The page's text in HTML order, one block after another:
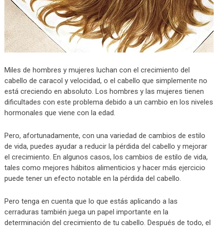
Miles de hombres y mujeres luchan con el crecimiento del
cabello de caracol y velocidad, o el cabello que simplemente no
está creciendo en absoluto. Los hombres y las mujeres tienen
dificultades con este problema debido a un cambio en los niveles
hormonales que viene con la edad.
Pero, afortunadamente, con una variedad de cambios de estilo
de vida, puedes ayudar a reducir la pérdida del cabello y mejorar
el crecimiento. En algunos casos, los cambios de estilo de vida,
tales como mejores hábitos alimenticios y hacer más ejercicio
puede tener un efecto notable en la pérdida del cabello.
Pero tenga en cuenta que lo que estás aplicando a las
cerraduras también juega un papel importante en la
determinación del crecimiento de tu cabello. Después de todo, el